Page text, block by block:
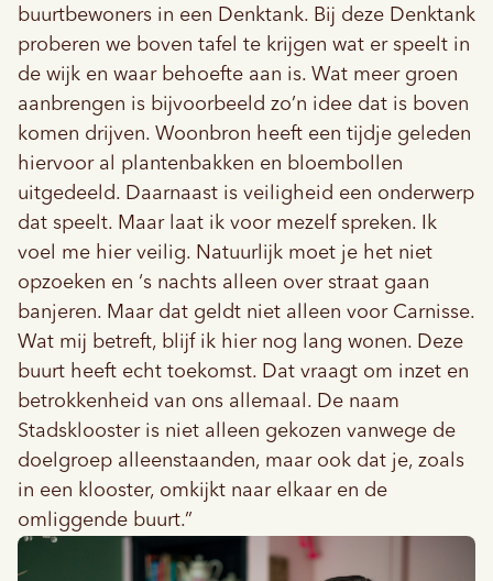
buurtbewoners in een Denktank. Bij deze Denktank
proberen we boven tafel te krijgen wat er speelt in
de wijk en waar behoefte aan is. Wat meer groen
aanbrengen is bijvoorbeeld zo’n idee dat is boven
komen drijven. Woonbron heeft een tijdje geleden
hiervoor al plantenbakken en bloembollen
uitgedeeld. Daarnaast is veiligheid een onderwerp
dat speelt. Maar laat ik voor mezelf spreken. Ik
voel me hier veilig. Natuurlijk moet je het niet
opzoeken en ‘s nachts alleen over straat gaan
banjeren. Maar dat geldt niet alleen voor Carnisse.
Wat mij betreft, blijf ik hier nog lang wonen. Deze
buurt heeft echt toekomst. Dat vraagt om inzet en
betrokkenheid van ons allemaal. De naam
Stadsklooster is niet alleen gekozen vanwege de
doelgroep alleenstaanden, maar ook dat je, zoals
in een klooster, omkijkt naar elkaar en de
omliggende buurt.”